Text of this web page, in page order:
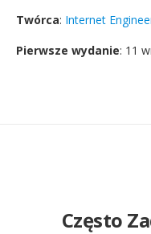
Twórca: Internet
Pierwsze wydanie: 11
Często